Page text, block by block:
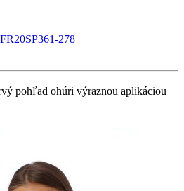
278
pohľad ohúri výraznou aplikáciou